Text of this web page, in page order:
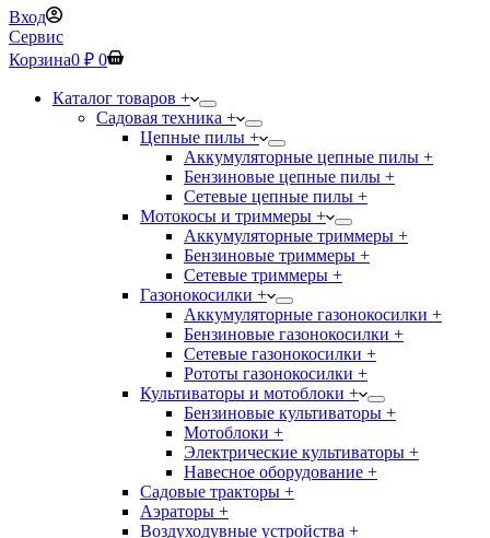
Вход
Сервис
Корзина0 ₽ 0
Каталог товаров +
Садовая техника +
Цепные пилы +
Аккумуляторные цепные пилы +
Бензиновые цепные пилы +
Сетевые цепные пилы +
Мотокосы и триммеры +
Аккумуляторные триммеры +
Бензиновые триммеры +
Сетевые триммеры +
Газонокосилки +
Аккумуляторные газонокосилки +
Бензиновые газонокосилки +
Сетевые газонокосилки +
Рототы газонокосилки +
Культиваторы и мотоблоки +
Бензиновые культиваторы +
Мотоблоки +
Электрические культиваторы +
Навесное оборудование +
Садовые тракторы +
Аэраторы +
Воздуходувные устройства +